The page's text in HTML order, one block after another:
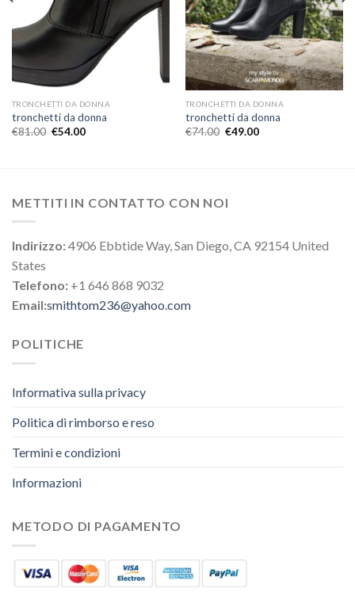
TRONCHETTI DA DONNA
tronchetti da donna
€81.00 €54.00
TRONCHETTI DA DONNA
tronchetti da donna
€74.00 €49.00
METTITI IN CONTATTO CON NOI
Indirizzo:4906 Ebbtide Way, San Diego, CA 92154 United
States
Telefono: +1 646 868 9032
Email:smithtom236@yahoo.com
POLITICHE
Informativa sulla privacy
Politica di rimborso e reso
Termini e condizioni
Informazioni
METODO DI PAGAMENTO